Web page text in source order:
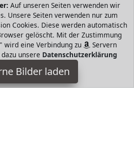
Auf unseren Seiten verwenden wir
Unsere Seiten verwenden nur zum
Cookies. Diese werden automatisch
gelöscht. Mit der Zustimmung
wird eine Verbindung zu
Servern
unsere Datenschutzerklärung
Bilder laden
Höga
komprimierende Fixierungsverbände